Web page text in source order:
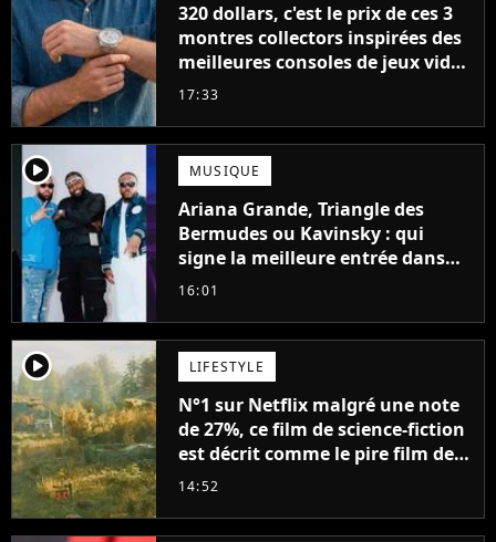
320 dollars, c'est le prix de ces 3
montres collectors inspirées des
meilleures consoles de jeux vidéo
des années 90
17:33
player2 MUSIQUE
Ariana Grande, Triangle des
Bermudes ou Kavinsky : qui
signe la meilleure entrée dans
les charts français cette semaine
16:01
player2 LIFESTYLE
N°1 sur Netflix malgré une note
de 27%, ce film de science-fiction
est décrit comme le pire film de
l'été 2026
14:52